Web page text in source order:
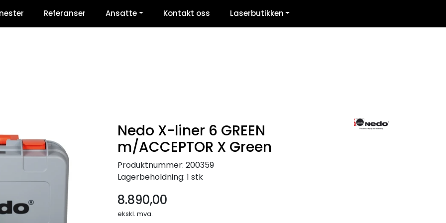
Referanser Ansatte Kontakt oss Laserbutikken
Nedo X-liner 6 GREEN
m/ACCEPTOR X Green
Produktnummer: 200359
Lagerbeholdning: 1 stk
8.890,00
ekskl. mva.